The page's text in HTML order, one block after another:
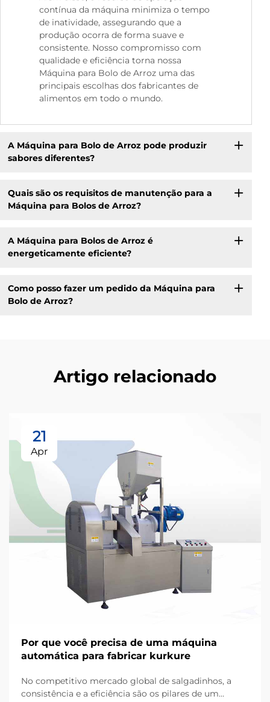
contínua da máquina minimiza o tempo
de inatividade, assegurando que a
produção ocorra de forma suave e
consistente. Nosso compromisso com
qualidade e eficiência torna nossa
Máquina para Bolo de Arroz uma das
principais escolhas dos fabricantes de
alimentos em todo o mundo.
A Máquina para Bolo de Arroz pode produzir
sabores diferentes?
Quais são os requisitos de manutenção para a
Máquina para Bolos de Arroz?
A Máquina para Bolos de Arroz é
energeticamente eficiente?
Como posso fazer um pedido da Máquina para
Bolo de Arroz?
Artigo relacionado
21
Apr
Por que você precisa de uma máquina
automática para fabricar kurkure
No competitivo mercado global de salgadinhos, a
consistência e a eficiência são os pilares de um